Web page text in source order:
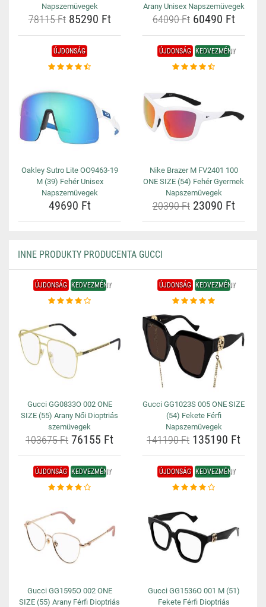
Napszemüvegek
78115 Ft85290 Ft
Arany Unisex Napszemüvegek
64090 Ft60490 Ft
ÚJDONSÁG
Oakley Sutro Lite OO9463-19
M (39) Fehér Unisex
Napszemüvegek
49690 Ft
ÚJDONSÁG KEDVEZMÉNY
Nike Brazer M FV2401 100
ONE SIZE (54) Fehér Gyermek
Napszemüvegek
20390 Ft23090 Ft
INNE PRODUKTY PRODUCENTA GUCCI
ÚJDONSÁG KEDVEZMÉNY
Gucci GG0833O 002 ONE
SIZE (55) Arany Női Dioptriás
szemüvegek
103675 Ft 76155 Ft
ÚJDONSÁG KEDVEZMÉNY
Gucci GG1023S 005 ONE SIZE
(54) Fekete Férfi
Napszemüvegek
141190 Ft 135190 Ft
ÚJDONSÁG KEDVEZMÉNY
Gucci GG1595O 002 ONE
SIZE (55) Arany Férfi Dioptriás
ÚJDONSÁG KEDVEZMÉNY
Gucci GG1536O 001 M (51)
Fekete Férfi Dioptriás